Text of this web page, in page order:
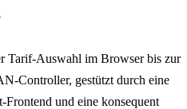
Tarif-Auswahl im Browser bis zur
Controller, gestützt durch eine
und eine konsequent